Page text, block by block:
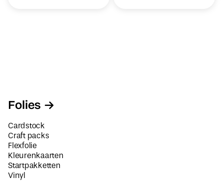
Folies
Cardstock
Craft packs
Flexfolie
Kleurenkaarten
Startpakketten
Vinyl